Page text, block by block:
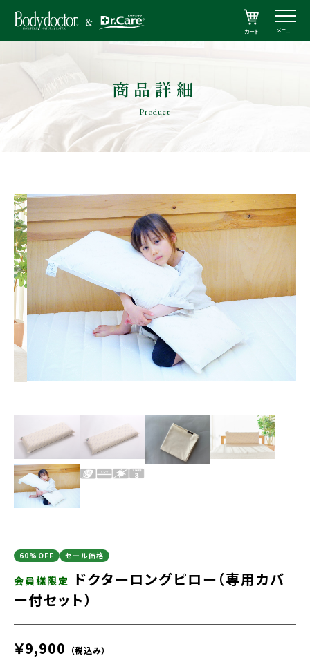
カート メニュー
商品詳細
Product
60%OFF セール価格
会員様限定
ドクターロングピロー（専用カバ
ー付セット）
￥9,900 （税込み）